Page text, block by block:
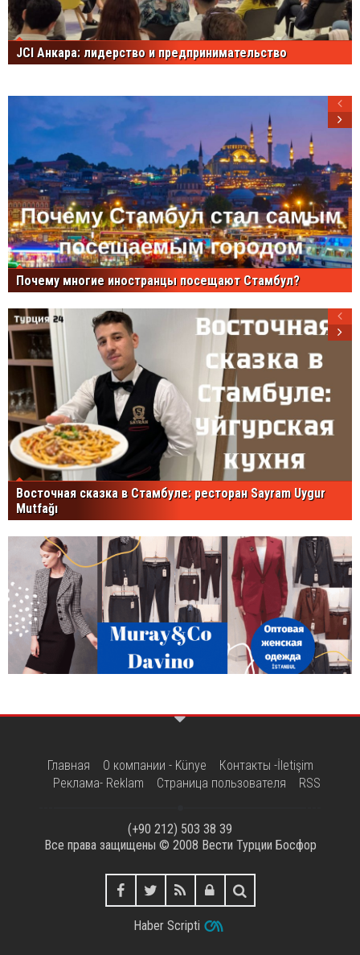
JCI Анкара: лидерство и предпринимательство
Почему многие иностранцы посещают Стамбул?
Восточная сказка в Стамбуле: ресторан Sayram Uygur
Mutfağı
Главная О компании - Künye
Контакты -İletişim
Реклама- Reklam
Страница пользователя RSS
(+90 212) 503 38 39
Все права защищены © 2008 Вести Турции Босфор
Haber Scripti